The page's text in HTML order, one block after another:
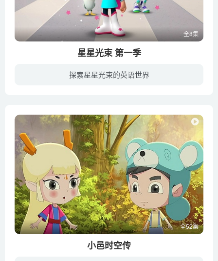
全8集
星星光束 第一季
探索星星光束的英语世界
全52集
小邑时空传